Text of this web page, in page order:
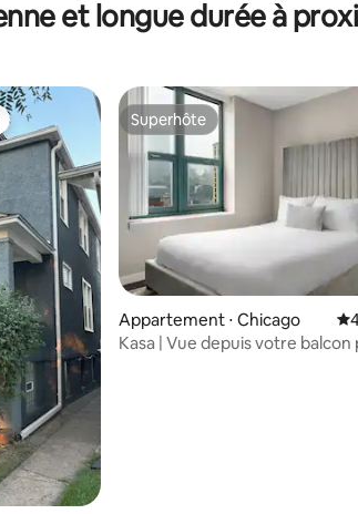
et longue durée à
: 4,99 sur 5
plus appréciés Superhôte
Superhôte
Appartement ⋅ Chicago
Kasa | Vue depuis votre balcon